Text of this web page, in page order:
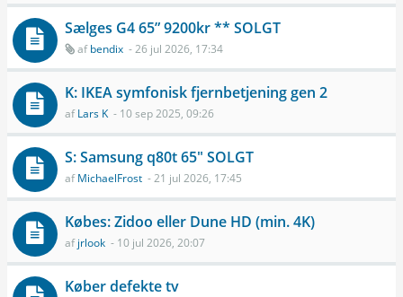
Sælges G4 65” 9200kr ** SOLGT
afbendix - 26 jul 2026, 17:34
K: IKEA symfonisk fjernbetjening gen 2
afLars K - 10 sep 2025, 09:26
S: Samsung q80t 65" SOLGT
afMichaelFrost - 21 jul 2026, 17:45
Købes: Zidoo eller Dune HD (min. 4K)
afjrlook - 10 jul 2026, 20:07
Køber defekte tv